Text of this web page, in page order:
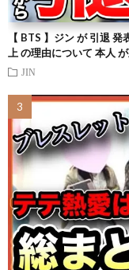
【 BTS 】ジン が 引退
上 の理由について 本人
JIN